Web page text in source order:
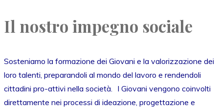
Il nostro impegno sociale
Sosteniamo la formazione dei Giovani e la valorizzazione dei
loro talenti, preparandoli al mondo del lavoro e rendendoli
cittadini pro-attivi nella società. I Giovani vengono coinvolti
direttamente nei processi di ideazione, progettazione e